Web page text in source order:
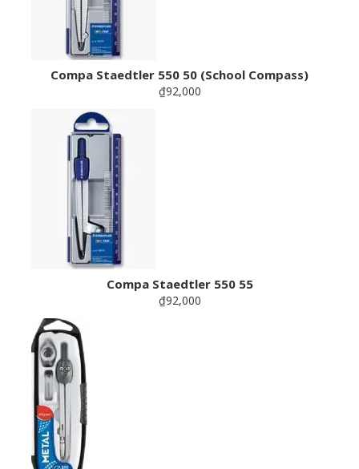
Compa Staedtler 550 50 (School Compass)
₫92,000
Compa Staedtler 550 55
₫92,000